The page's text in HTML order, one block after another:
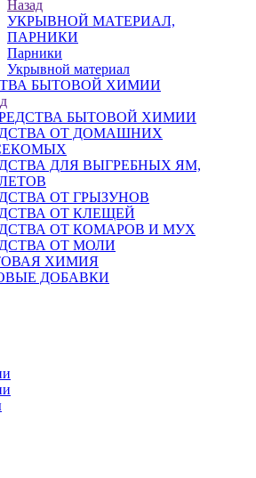
Назад
УКРЫВНОЙ МАТЕРИАЛ,
ПАРНИКИ
Парники
Укрывной материал
БЫТОВОЙ ХИМИИ
БЫТОВОЙ ХИМИИ
ОТ ДОМАШНИХ
ДЛЯ ВЫГРЕБНЫХ ЯМ,
ОТ ГРЫЗУНОВ
ОТ КЛЕЩЕЙ
ОТ КОМАРОВ И МУХ
ОТ МОЛИ
ХИМИЯ
ДОБАВКИ